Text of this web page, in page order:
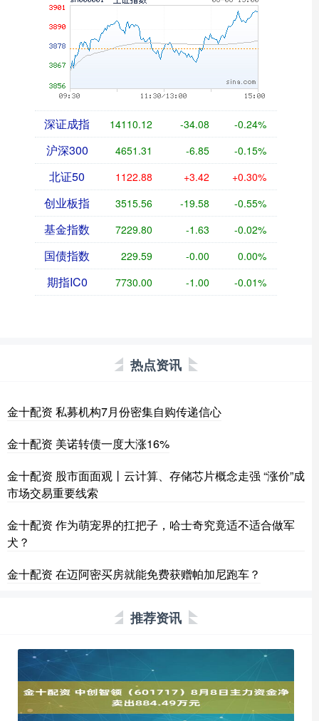
深证成指 14110.12 -34.08 -0.24%
沪深300 4651.31 -6.85 -0.15%
北证50 1122.88 +3.42 +0.30%
创业板指 3515.56 -19.58 -0.55%
基金指数 7229.80 -1.63 -0.02%
国债指数 229.59 -0.00 0.00%
期指IC0 7730.00 -1.00 -0.01%
热点资讯
金十配资 私募机构7月份密集自购传递信心
金十配资 美诺转债一度大涨16%
金十配资 股市面面观丨云计算、存储芯片概念走强 “涨价”成
市场交易重要线索
金十配资 作为萌宠界的扛把子，哈士奇究竟适不适合做军
犬？
金十配资 在迈阿密买房就能免费获赠帕加尼跑车？
推荐资讯